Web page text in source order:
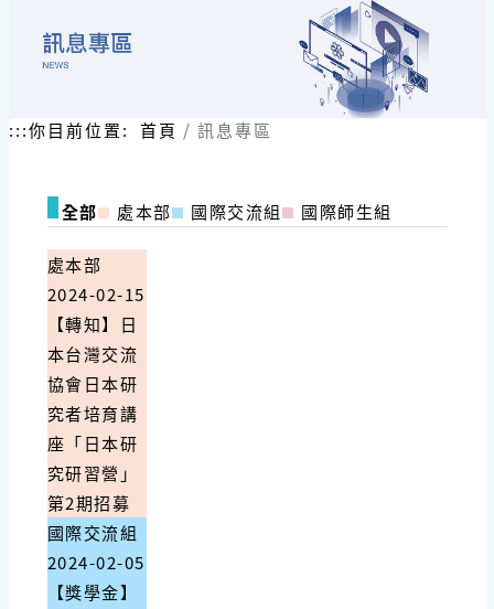
:::你目前位置: 首頁 訊息專區
全部 處本部 國際交流組 國際師生組
處本部
2024-02-15
【轉知】日
本台灣交流
協會日本研
究者培育講
座「日本研
究研習營」
第2期招募
國際交流組
2024-02-05
【獎學金】